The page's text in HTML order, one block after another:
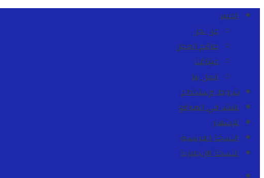
المنبر
من نحن
طاقم العمل
ميثاقنا
اتصل بنا
شروط الإستخدام
للنشر في الموقع
للإشهار
النسخة الفرنسية
النسخة الإنجليزية